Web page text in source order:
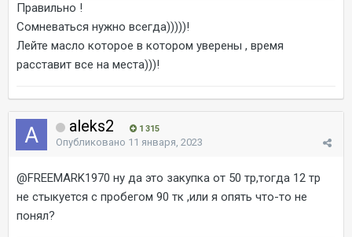
Правильно !
Сомневаться нужно всегда)))))!
Лейте масло которое в котором уверены , время
расставит все на места)))!
aleks2 1 315
Опубликовано 11 января, 2023
@FREEMARK1970 ну да это закупка от 50 тр,тогда 12 тр
не стыкуется с пробегом 90 тк ,или я опять что-то не
понял?